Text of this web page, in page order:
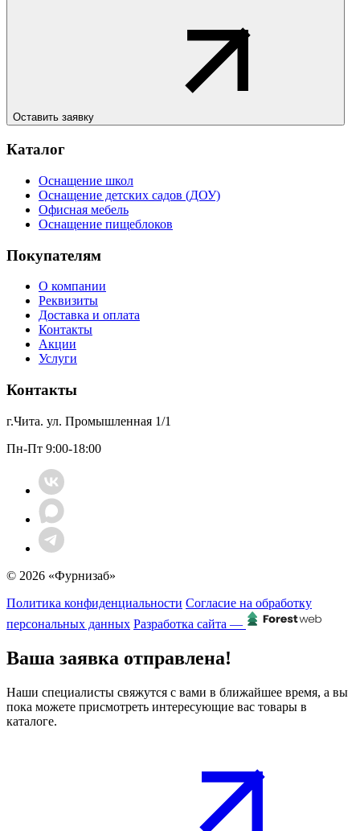
Оставить заявку
Каталог
Оснащение школ
Оснащение детских садов (ДОУ)
Офисная мебель
Оснащение пищеблоков
Покупателям
О компании
Реквизиты
Доставка и оплата
Контакты
Акции
Услуги
Контакты
г.Чита. ул. Промышленная 1/1
Пн-Пт 9:00-18:00
© 2026 «Фурнизаб»
Политика конфиденциальности Согласие на обработку
персональных данных Разработка сайта —
Ваша заявка отправлена!
Наши специалисты свяжутся с вами в ближайшее время, а вы
пока можете присмотреть интересующие вас товары в
каталоге.